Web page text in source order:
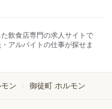
た飲食店専門の求人サイトで
アルバイトの仕事が探せま
ン 御徒町 ホルモン